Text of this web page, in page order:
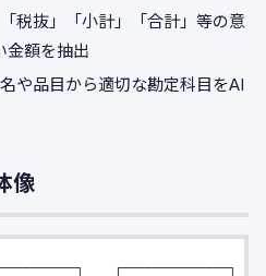
税抜」「小計」「合計」等の意
金額を抽出
や品目から適切な勘定科目をAI
像
┌──────────────┐